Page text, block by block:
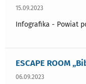
15.09.2023
Infografika - Powiat
ESCAPE ROOM
06.09.2023